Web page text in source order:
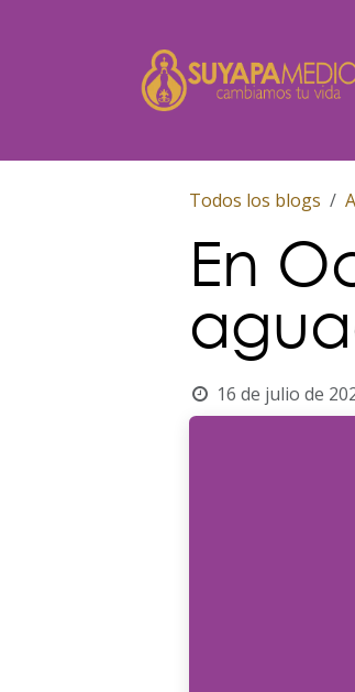
Todos los blogs
En
16 de julio de